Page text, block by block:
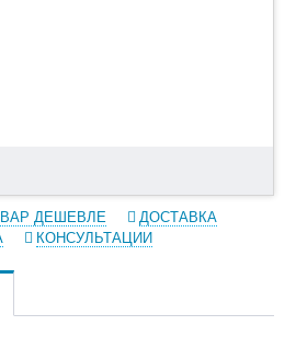
ДЕШЕВЛЕ
ДОСТАВКА
КОНСУЛЬТАЦИИ